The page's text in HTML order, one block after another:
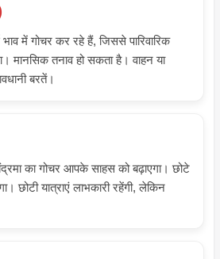
में गोचर कर रहे हैं, जिससे पारिवारिक
मानसिक तनाव हो सकता है। वाहन या
बरतें।
का गोचर आपके साहस को बढ़ाएगा। छोटे
छोटी यात्राएं लाभकारी रहेंगी, लेकिन